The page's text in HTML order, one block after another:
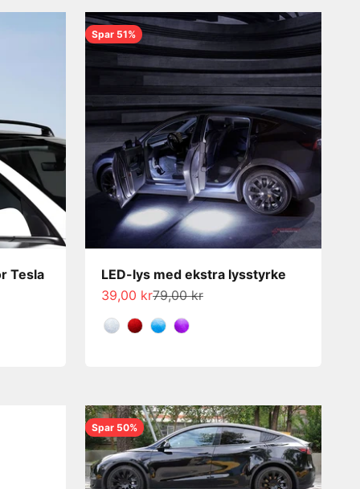
Tesla
Spar 51%
LED-lys med ekstra lysstyrke
Salgspris
39,00 krNormalpris
79,00 kr
Farge
Spar 50%